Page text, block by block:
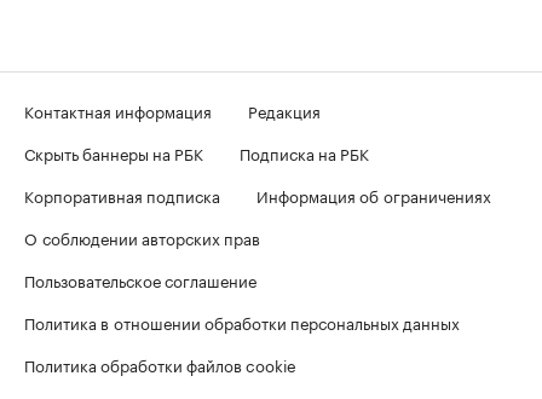
Контактная информация
Редакция
Скрыть баннеры на РБК
Подписка на РБК
Корпоративная подписка
Информация об ограничениях
О соблюдении авторских прав
Пользовательское соглашение
Политика в отношении обработки персональных данных
Политика обработки файлов cookie